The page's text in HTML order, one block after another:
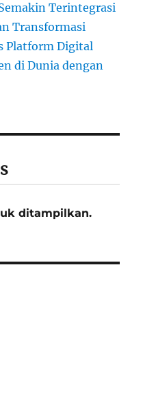
Terintegrasi
Transformasi
Platform Digital
di Dunia dengan
ditampilkan.